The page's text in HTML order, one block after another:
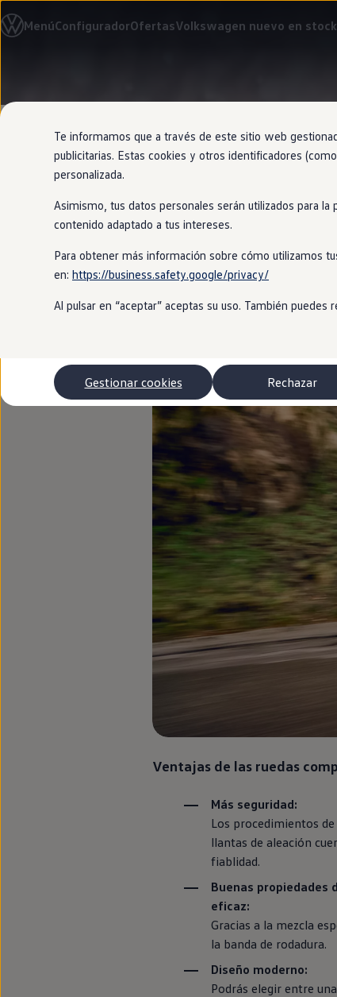
directamente
directamente
página
MenúConfiguradorOfertasVolkswagen nuevo en stock
Modelos y configurador
Nuevo ID. Cross
Financiación
My Way
Seguros
Empresas
Autoescuelas
Más sobre eléctricos
Más sobre híbridos
Plan Auto +
Etiquetas DGT
Simulador de autonomía, carga y ahorro
Soluciones de carga
Autonomía
Clientes y posventa
Club Volkswagen
Ofertas posventa
Eventos y experiencias
Beneficios Volkswagen
Asistencia en carretera
Servicios de movilidad
Garantía del fabricante
Beneficios del taller oficial
Rent-a-Car
Servicios digitales
Buscar servicios para tu modelo
Volkswagen Apps, inicio de sesión y tienda
Conectar el móvil con el vehículo
Actualizaciones del software, los mapas y
Mantenimiento y reparaciones
Revisiones e ITV
Aceite y líquidos del motor
Motor y chasis
Aire acondicionado y filtros
Llantas y neumáticos
Recambios Volkswagen
Manuales del coche
Información sobre EA189
Accede a My Volkswagen
Información sobre Diésel XTL
Suscripción de mantenimiento Long Drive
Ruedas
Disfruta de viajes más cómodos
Ventajas de las ruedas
Más seguridad:
Los procedimientos
llantas de aleación
fiablidad.
Buenas propiedades
eficaz:
Gracias a la mezcla
la banda de rodadura.
Diseño moderno:
Podrás elegir entre
Te informamos que a través de este sitio web
publicitarias. Estas cookies y otros identificadores
personalizada.
Asimismo, tus datos personales serán utilizados para
contenido adaptado a tus intereses.
Para obtener más información sobre cómo utilizamos
en: https://business.safety.google/privacy/
Al pulsar en “aceptar” aceptas su uso. También
Rechazar
Gestionar cookies